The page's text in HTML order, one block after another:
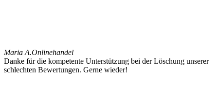
Maria A.Onlinehandel
Danke für die kompetente Unterstützung bei der Löschung unserer
schlechten Bewertungen. Gerne wieder!